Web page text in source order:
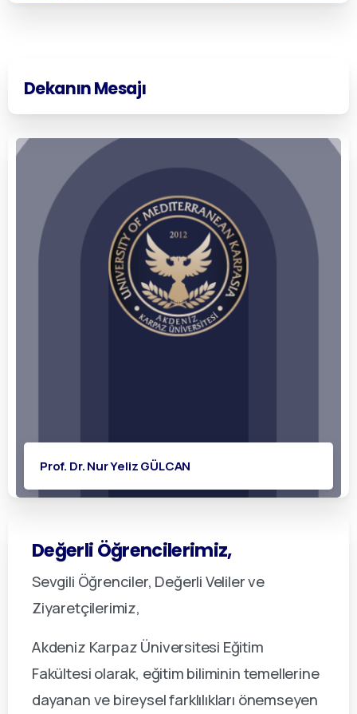
DekanınMesajı
Prof. Dr. Nur Yeliz GÜLCAN
DeğerliÖğrencilerimiz,
Sevgili Öğrenciler, Değerli Veliler ve
Ziyaretçilerimiz,
Akdeniz Karpaz Üniversitesi Eğitim
Fakültesi olarak, eğitim biliminin temellerine
dayanan ve bireysel farklılıkları önemseyen